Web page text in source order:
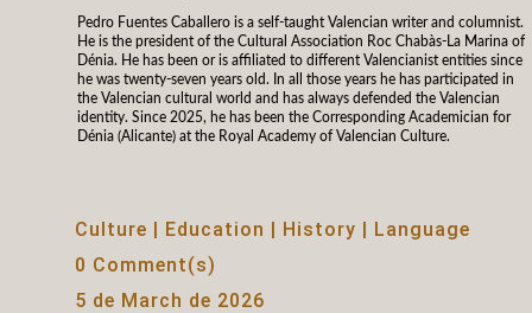
Pedro Fuentes Caballero is a self-taught Valencian writer and columnist.
He is the president of the Cultural Association Roc Chabàs-La Marina of
Dénia. He has been or is affiliated to different Valencianist entities since
he was twenty-seven years old. In all those years he has participated in
the Valencian cultural world and has always defended the Valencian
identity. Since 2025, he has been the Corresponding Academician for
Dénia (Alicante) at the Royal Academy of Valencian Culture.
Culture | Education | History | Language
0 Comment(s)
5 de March de 2026